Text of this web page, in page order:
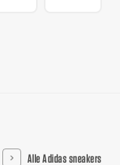
Alle Adidas sneakers